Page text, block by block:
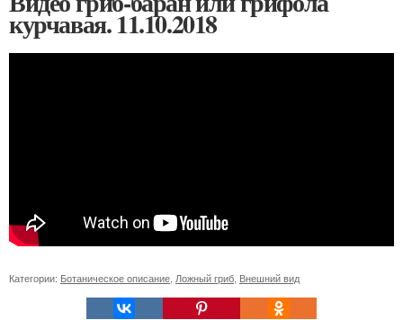
курчавая. 11.10.2018
Категории: Ботаническое описание, Ложный гриб, Внешний вид